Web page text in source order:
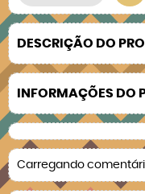
DESCRIÇÃO DO
INFORMAÇÕES DO
Carregando